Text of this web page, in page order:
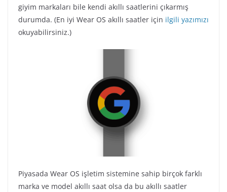
giyim markaları bile kendi akıllı saatlerini çıkarmış
durumda. (En iyi Wear OS akıllı saatler için ilgili yazımızı
okuyabilirsiniz.)
Piyasada Wear OS işletim sistemine sahip birçok farklı
marka ve model akıllı saat olsa da bu akıllı saatler